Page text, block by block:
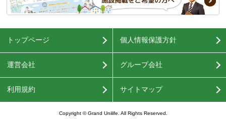
トップページ 個人情報保護方針
運営会社 グループ会社
利用規約 サイトマップ
Copyright © Grand Unilife. All Rights Reserved.